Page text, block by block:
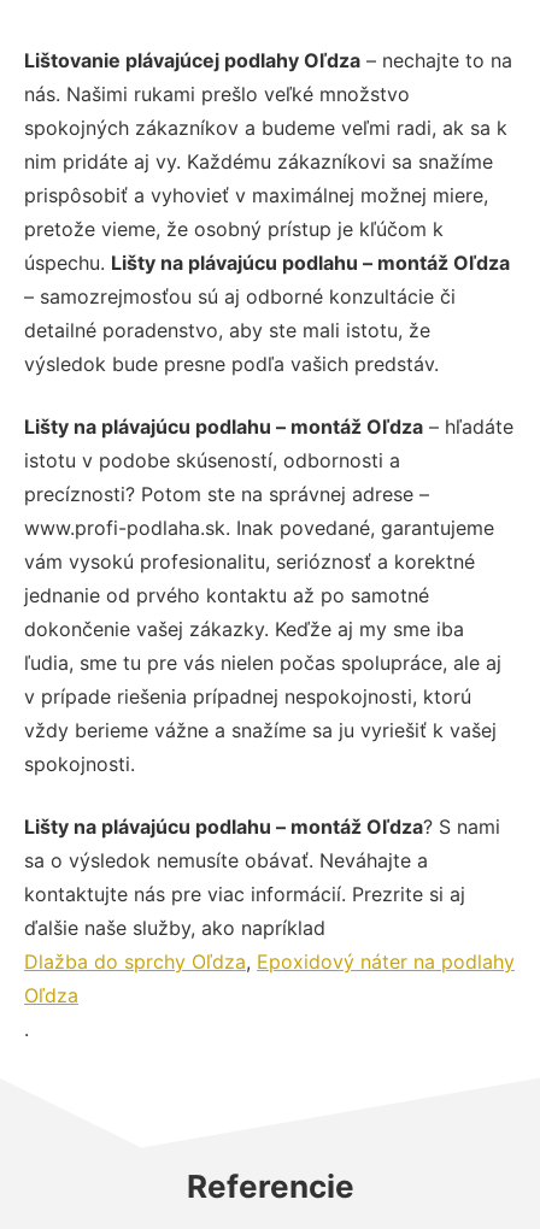
Lištovanie plávajúcej podlahy Oľdza – nechajte to na
nás. Našimi rukami prešlo veľké množstvo
spokojných zákazníkov a budeme veľmi radi, ak sa k
nim pridáte aj vy. Každému zákazníkovi sa snažíme
prispôsobiť a vyhovieť v maximálnej možnej miere,
pretože vieme, že osobný prístup je kľúčom k
úspechu. Lišty na plávajúcu podlahu – montáž Oľdza
– samozrejmosťou sú aj odborné konzultácie či
detailné poradenstvo, aby ste mali istotu, že
výsledok bude presne podľa vašich predstáv.
Lišty na plávajúcu podlahu – montáž Oľdza – hľadáte
istotu v podobe skúseností, odbornosti a
precíznosti? Potom ste na správnej adrese –
www.profi-podlaha.sk. Inak povedané, garantujeme
vám vysokú profesionalitu, serióznosť a korektné
jednanie od prvého kontaktu až po samotné
dokončenie vašej zákazky. Keďže aj my sme iba
ľudia, sme tu pre vás nielen počas spolupráce, ale aj
v prípade riešenia prípadnej nespokojnosti, ktorú
vždy berieme vážne a snažíme sa ju vyriešiť k vašej
spokojnosti.
Lišty na plávajúcu podlahu – montáž Oľdza? S nami
sa o výsledok nemusíte obávať. Neváhajte a
kontaktujte nás pre viac informácií. Prezrite si aj
ďalšie naše služby, ako napríklad
Dlažba do sprchy Oľdza, Epoxidový náter na podlahy
Oľdza
.
Referencie